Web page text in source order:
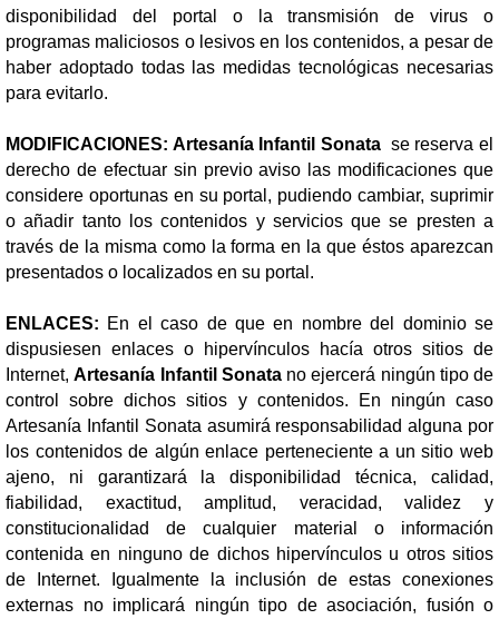
disponibilidad del portal o la transmisión de virus o
programas maliciosos o lesivos en los contenidos, a pesar de
haber adoptado todas las medidas tecnológicas necesarias
para evitarlo.
MODIFICACIONES: Artesanía Infantil Sonatase reserva el
derecho de efectuar sin previo aviso las modificaciones que
considere oportunas en su portal, pudiendo cambiar, suprimir
o añadir tanto los contenidos y servicios que se presten a
través de la misma como la forma en la que éstos aparezcan
presentados o localizados en su portal.
ENLACES: En el caso de que en nombre del dominio se
dispusiesen enlaces o hipervínculos hacía otros sitios de
Internet,Artesanía Infantil Sonatano ejercerá ningún tipo de
control sobre dichos sitios y contenidos. En ningún caso
Artesanía Infantil Sonata asumirá responsabilidad alguna por
los contenidos de algún enlace perteneciente a un sitio web
ajeno, ni garantizará la disponibilidad técnica, calidad,
fiabilidad, exactitud, amplitud, veracidad, validez y
constitucionalidad de cualquier material o información
contenida en ninguno de dichos hipervínculos u otros sitios
de Internet. Igualmente la inclusión de estas conexiones
externas no implicará ningún tipo de asociación, fusión o